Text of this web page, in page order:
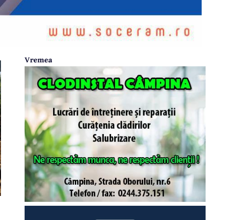
Vremea